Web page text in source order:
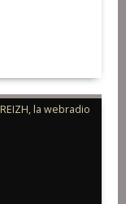
la webradio